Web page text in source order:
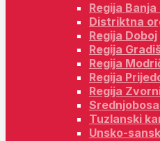
Regija Banja
Distriktna
Regija Doboj
Regija
Regija
Regija
Regija
Tuzlanski
Unsko-